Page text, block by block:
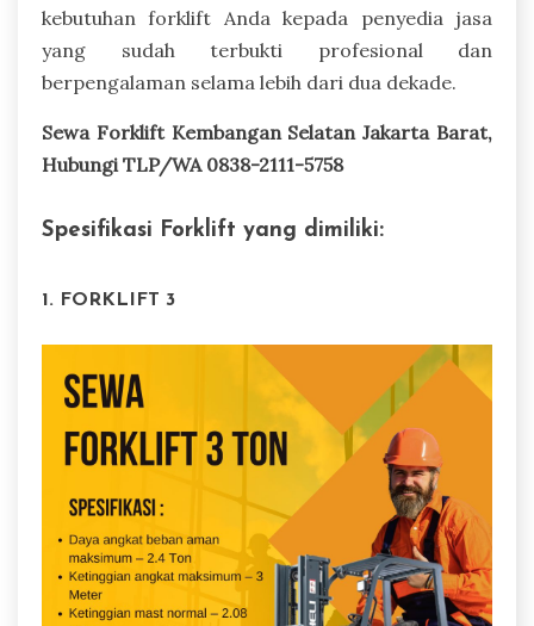
kebutuhan forklift Anda kepada penyedia jasa
yang sudah terbukti profesional dan
berpengalaman selama lebih dari dua dekade.
Sewa Forklift Kembangan Selatan Jakarta Barat,
Hubungi TLP/WA 0838-2111-5758
Spesifikasi Forklift yang dimiliki:
1. FORKLIFT 3